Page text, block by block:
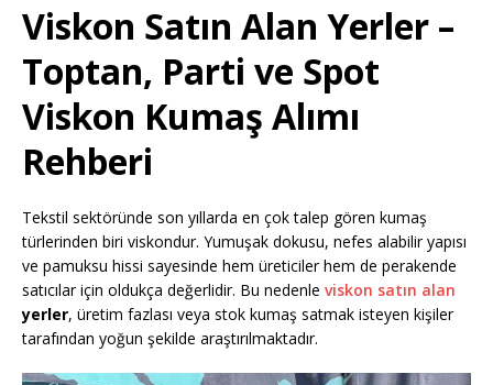
Viskon Satın Alan Yerler –
Toptan, Parti ve Spot
Viskon Kumaş Alımı
Rehberi
Tekstil sektöründe son yıllarda en çok talep gören kumaş
türlerinden biri viskondur. Yumuşak dokusu, nefes alabilir yapısı
ve pamuksu hissi sayesinde hem üreticiler hem de perakende
satıcılar için oldukça değerlidir. Bu nedenle viskon satın alan
yerler, üretim fazlası veya stok kumaş satmak isteyen kişiler
tarafından yoğun şekilde araştırılmaktadır.